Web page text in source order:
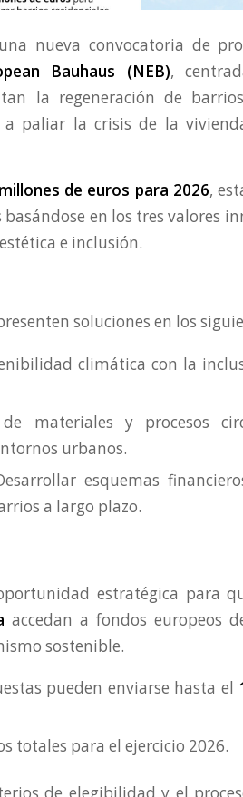
nueva convocatoria de
Bauhaus (NEB),
la regeneración de
a paliar la crisis de la
de euros para 2026,
en los tres valores
e inclusión.
soluciones en los
climática con la
materiales y procesos
urbanos.
esquemas
a largo plazo.
estratégica para
accedan a fondos europeos
sostenible.
pueden enviarse hasta el
totales para el ejercicio 2026.